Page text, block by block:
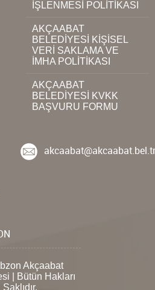
İŞLENMESİ POLİTİKASI
AKÇAABAT
BELEDİYESİ KİŞİSEL
VERİ SAKLAMA VE
İMHA POLİTİKASI
AKÇAABAT
BELEDİYESİ KVKK
BAŞVURU FORMU
Akçaabat
| Bütün Hakları
Saklıdır.